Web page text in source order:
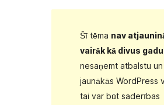
Šī tēma nav
vairāk kā divus
nesaņemt atbalstu
jaunākās WordPress
tai var būt saderības